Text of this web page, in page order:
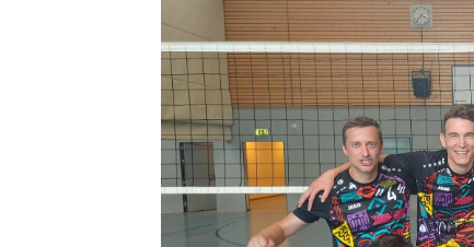
Turn- und Sportverein 08
e.V.